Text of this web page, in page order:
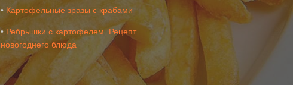
• Картофельные зразы с крабами
• Ребрышки с картофелем. Рецепт
новогоднего блюда